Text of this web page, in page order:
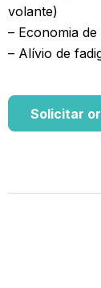
volante)
– Economia
– Alívio de
Solicitar